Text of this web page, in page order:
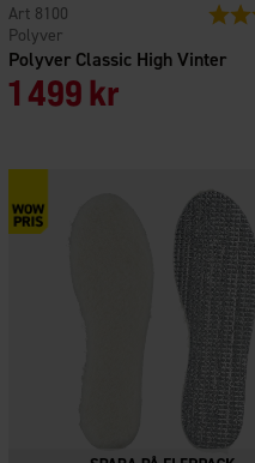
4.4 utav 5 stjärnor
Polyver Classic High Vinter
Polyver
8100
1 499 kr
Betyg: